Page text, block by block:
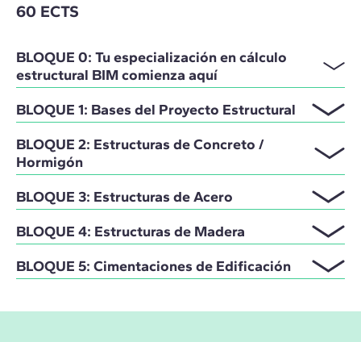
60 ECTS
BLOQUE 0: Tu especialización en cálculo
estructural BIM comienza aquí
BLOQUE 1: Bases del Proyecto Estructural
BLOQUE 2: Estructuras de Concreto /
Hormigón
BLOQUE 3: Estructuras de Acero
BLOQUE 4: Estructuras de Madera
BLOQUE 5: Cimentaciones de Edificación